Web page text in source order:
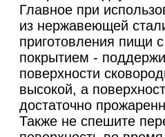
Главное при
из нержавеющей
приготовления пищи
покрытием -
поверхности
высокой, а
достаточно
Также не спешите